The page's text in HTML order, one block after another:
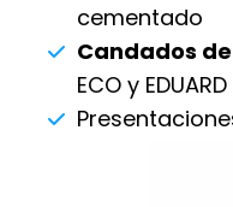
cementado
Candados
ECO y EDUARD